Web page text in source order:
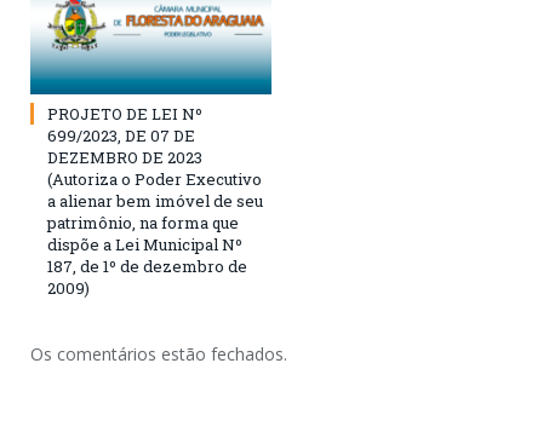
PROJETO DE LEI Nº
699/2023, DE 07 DE
DEZEMBRO DE 2023
(Autoriza o Poder Executivo
a alienar bem imóvel de seu
patrimônio, na forma que
dispõe a Lei Municipal Nº
187, de 1º de dezembro de
2009)
Os comentários estão fechados.